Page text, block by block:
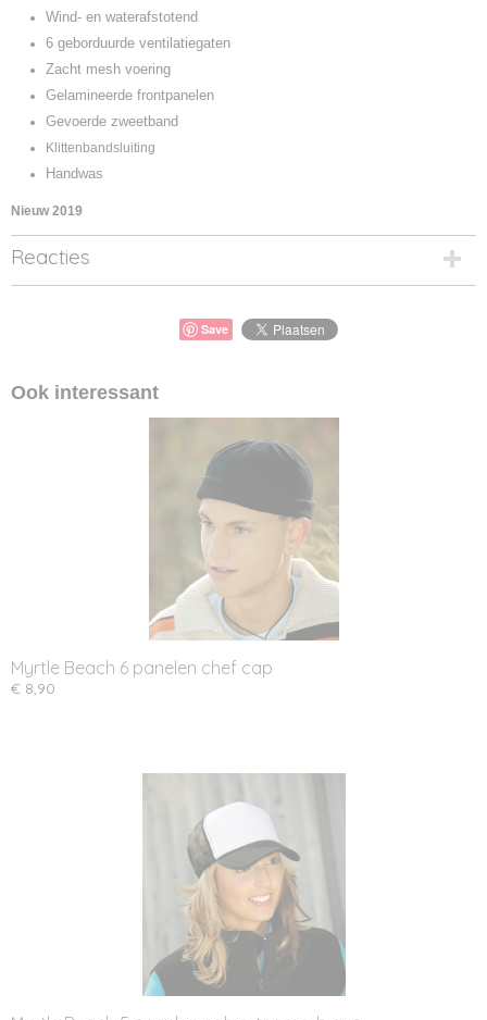
Wind- en waterafstotend
6 geborduurde ventilatiegaten
Zacht mesh voering
Gelamineerde frontpanelen
Gevoerde zweetband
Klittenbandsluiting
Handwas
Nieuw 2019
Reacties
Save
Ook interessant
Myrtle Beach 6 panelen chef cap
€ 8,90